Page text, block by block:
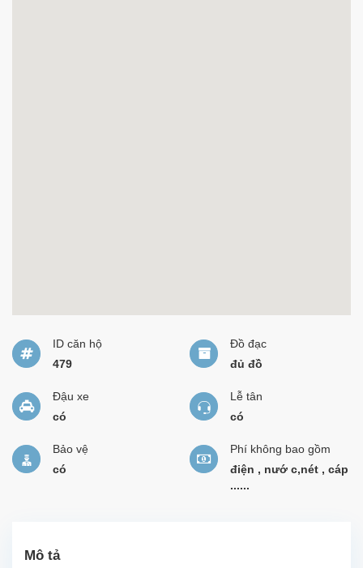
ID căn hộ
479
Đồ đạc
đủ đồ
Đậu xe
có
Lễ tân
có
Bảo vệ
có
Phí không bao gồm
điện , nướ c,nét , cáp
......
Mô tả